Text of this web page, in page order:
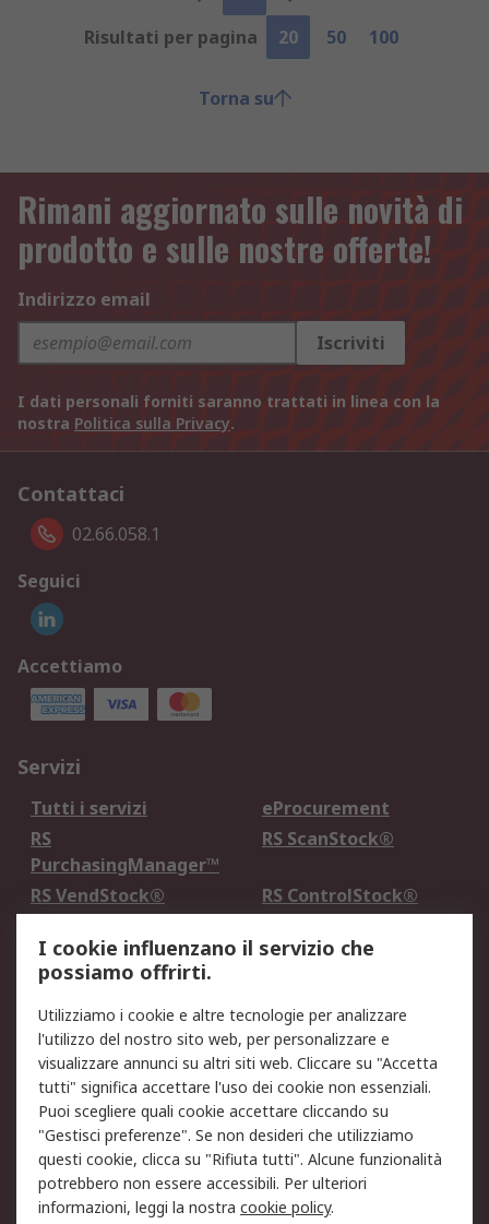
Risultati per pagina
20 50 100
Torna su
Rimani aggiornato sulle novità di
prodotto e sulle nostre offerte!
Indirizzo email
Iscriviti
I dati personali forniti saranno trattati in linea con la
nostra Politica sulla Privacy.
Contattaci
02.66.058.1
Seguici
Accettiamo
Servizi
Tutti i servizi
eProcurement
RS
PurchasingManager™
RS ScanStock®
RS VendStock®
RS ControlStock®
Legale
Informativa Cookie
Informativa Privacy -
Aggiornata
Email Security
Termini d'uso
Condizioni di vendita
Condizioni generali di
servizio
Etica e responsabilità
I cookie influenzano il servizio che
possiamo offrirti.
Utilizziamo i cookie e altre tecnologie per analizzare
l'utilizzo del nostro sito web, per personalizzare e
visualizzare annunci su altri siti web. Cliccare su "Accetta
tutti" significa accettare l'uso dei cookie non essenziali.
Puoi scegliere quali cookie accettare cliccando su
"Gestisci preferenze". Se non desideri che utilizziamo
questi cookie, clicca su "Rifiuta tutti". Alcune funzionalità
potrebbero non essere accessibili. Per ulteriori
informazioni, leggi la nostra cookie policy.